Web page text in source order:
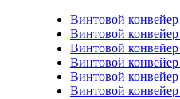
Винтовой
Винтовой
Винтовой
Винтовой
Винтовой
Винтовой